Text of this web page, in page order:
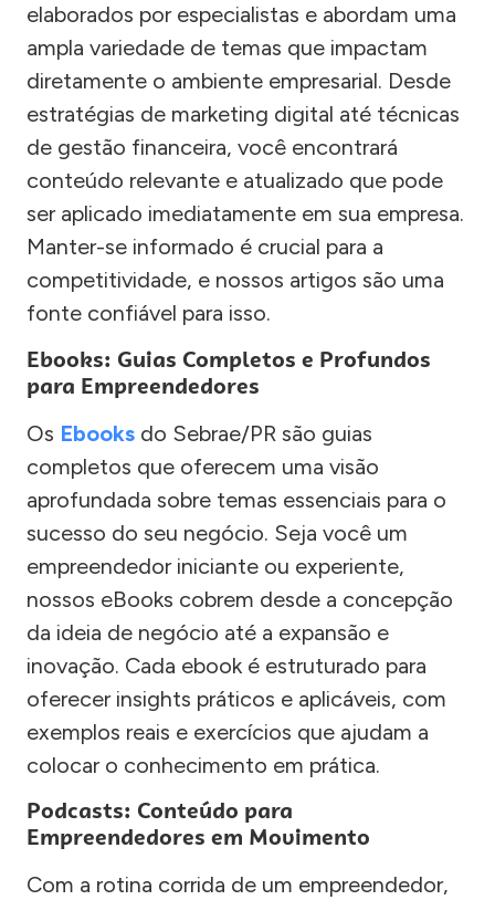
elaborados por especialistas e abordam uma
ampla variedade de temas que impactam
diretamente o ambiente empresarial. Desde
estratégias de marketing digital até técnicas
de gestão financeira, você encontrará
conteúdo relevante e atualizado que pode
ser aplicado imediatamente em sua empresa.
Manter-se informado é crucial para a
competitividade, e nossos artigos são uma
fonte confiável para isso.
Ebooks: Guias Completos e Profundos
para Empreendedores
Os Ebooks do Sebrae/PR são guias
completos que oferecem uma visão
aprofundada sobre temas essenciais para o
sucesso do seu negócio. Seja você um
empreendedor iniciante ou experiente,
nossos eBooks cobrem desde a concepção
da ideia de negócio até a expansão e
inovação. Cada ebook é estruturado para
oferecer insights práticos e aplicáveis, com
exemplos reais e exercícios que ajudam a
colocar o conhecimento em prática.
Podcasts: Conteúdo para
Empreendedores em Movimento
Com a rotina corrida de um empreendedor,